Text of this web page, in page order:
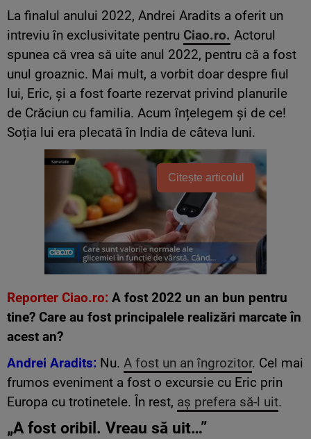
La finalul anului 2022, Andrei Aradits a oferit un
intreviu în exclusivitate pentru Ciao.ro. Actorul
spunea că vrea să uite anul 2022, pentru că a fost
unul groaznic. Mai mult, a vorbit doar despre fiul
lui, Eric, și a fost foarte rezervat privind planurile
de Crăciun cu familia. Acum înțelegem și de ce!
Soția lui era plecată în India de câteva luni.
Citește articolul
Reporter Ciao.ro: A fost 2022 un an bun pentru
tine? Care au fost principalele realizări marcate în
acest an?
Andrei Aradits: Nu. A fost un an îngrozitor. Cel mai
frumos eveniment a fost o excursie cu Eric prin
Europa cu trotinetele. În rest, aș prefera să-l uit.
„A fost oribil. Vreau să uit…”